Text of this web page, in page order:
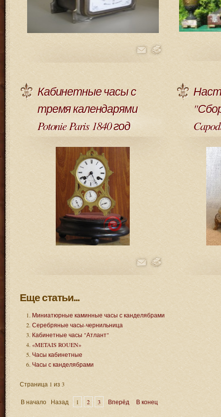
Кабинетные часы с
тремя календарями
Potonie Paris 1840 год
Еще статьи...
Миниатюрные каминные часы с канделябрами
Серебряные часы-чернильница
Кабинетные часы "Атлант"
«METAIS ROUEN»
Часы кабинетные
Часы с канделябрами
Страница 1 из 3
В начало Назад 1 2 3 Вперёд В конец